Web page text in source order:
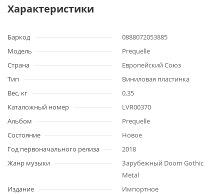
Характеристики
Баркод
0888072053885
Модель
Prequelle
Страна
Европейский Союз
Тип
Виниловая пластинка
Вес, кг
0,35
Каталожный номер
LVR00370
Альбом
Prequelle
Состояние
Новое
Год первоначального релиза
2018
Жанр музыки
Зарубежный Doom Gothic
Metal
Издание
Импортное